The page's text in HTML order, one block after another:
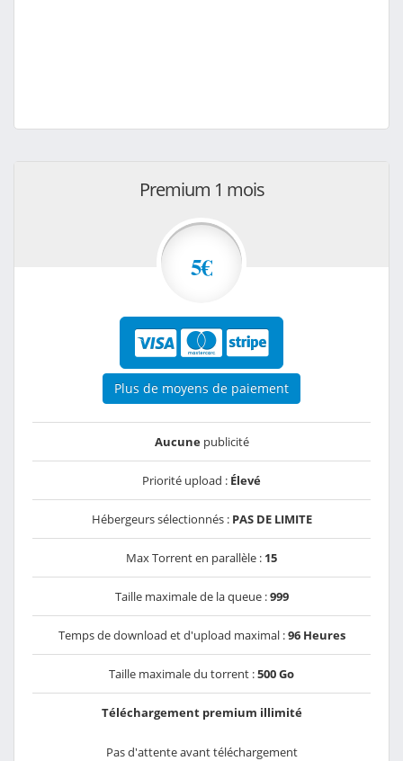
Premium 1 mois
5€
Plus de moyens de paiement
Aucunepublicité
Priorité upload : Élevé
Hébergeurs sélectionnés : PAS DE LIMITE
Max Torrent en parallèle : 15
Taille maximale de la queue :999
Temps de download et d'upload maximal :96 Heures
Taille maximale du torrent :500 Go
Téléchargement premium illimité
Pas d'attente avant téléchargement